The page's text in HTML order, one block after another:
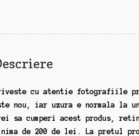
cu atentie fotografiile
nou, iar uzura e normala la un
sa cumperi acest produs,
de 200 de lei. La pretul